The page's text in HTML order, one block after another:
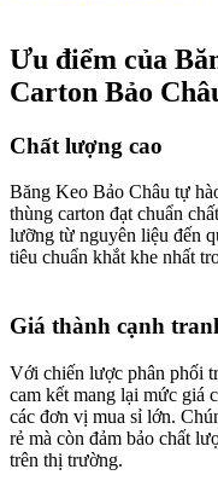
Ưu điểm của
Carton Bảo
Chất lượng cao​
Băng Keo Bảo Châu tự
thùng carton đạt chuẩn
lưỡng từ nguyên liệu đến
tiêu chuẩn khắt khe nhất
Giá thành cạnh
Với chiến lược phân phối
cam kết mang lại mức giá
các đơn vị mua sỉ lớn.
rẻ mà còn đảm bảo chất
trên thị trường.